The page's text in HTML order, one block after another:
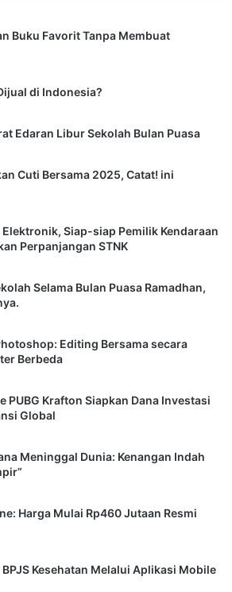
Buku Favorit Tanpa Membuat
di Indonesia?
Edaran Libur Sekolah Bulan Puasa
Cuti Bersama 2025, Catat! ini
Siap-siap Pemilik Kendaraan
Perpanjangan STNK
Selama Bulan Puasa Ramadhan,
Editing Bersama secara
Berbeda
PUBG Krafton Siapkan Dana Investasi
Global
Meninggal Dunia: Kenangan Indah
Harga Mulai Rp460 Jutaan Resmi
Kesehatan Melalui Aplikasi Mobile